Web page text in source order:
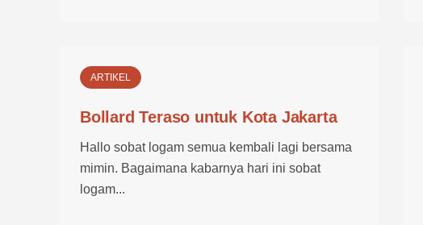
ARTIKEL
Bollard Teraso untuk Kota Jakarta
Hallo sobat logam semua kembali lagi bersama
mimin. Bagaimana kabarnya hari ini sobat
logam...